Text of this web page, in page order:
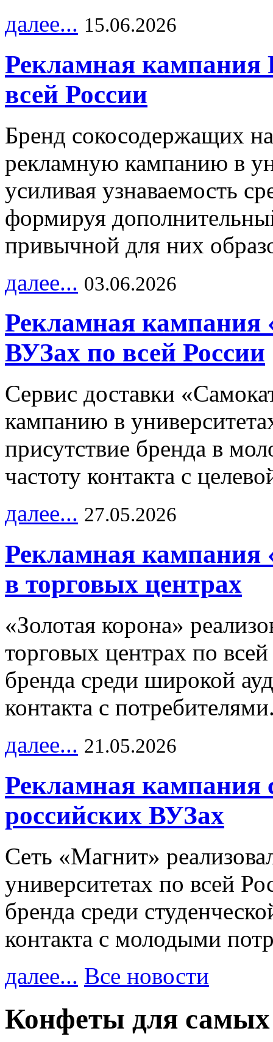
далее... 15.06.2026
Рекламная
всей России
Бренд сокосодержащих
рекламную кампанию в
усиливая узнаваемость
формируя
привычной для них
далее... 03.06.2026
Рекламная кампания
ВУЗах по всей России
Сервис доставки
кампанию в
присутствие бренда в
частоту контакта с
далее... 27.05.2026
Рекламная кампания
в торговых центрах
«Золотая корона»
торговых центрах по
бренда среди широкой
контакта с
далее... 21.05.2026
Рекламная кампания
российских ВУЗах
Сеть «Магнит»
университетах по всей
бренда среди
контакта с молодыми
далее... Все новости
Конфеты для самых